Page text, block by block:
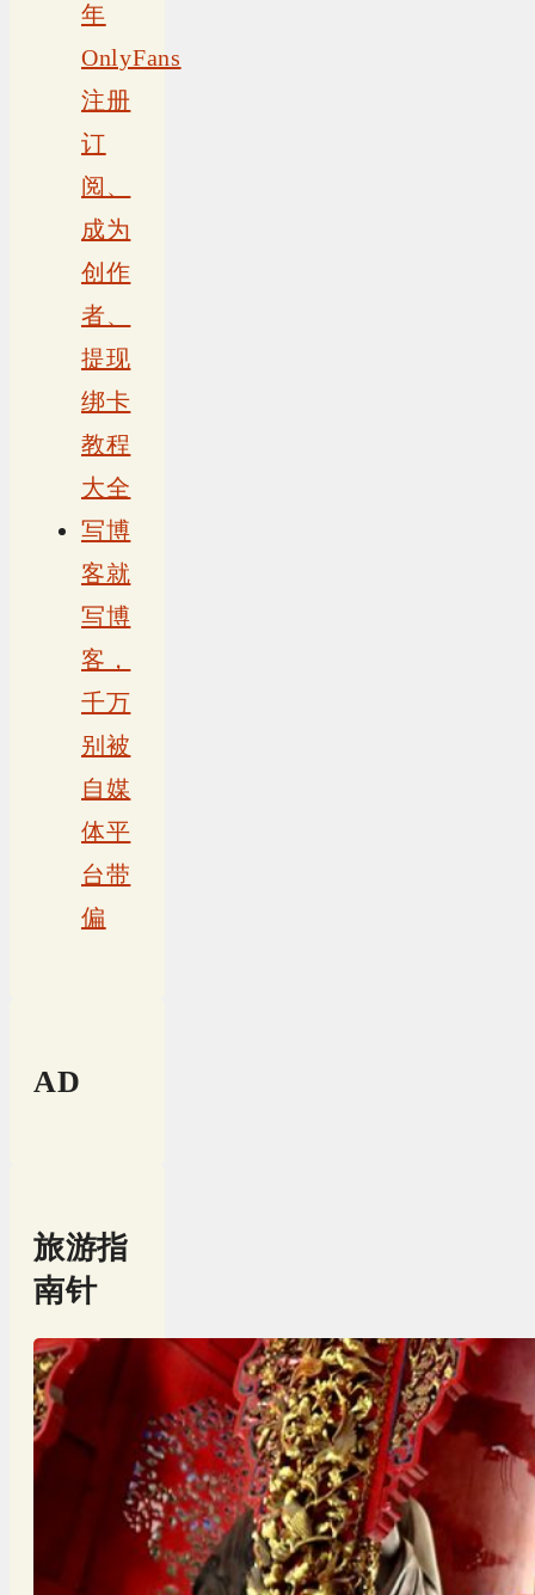
年
OnlyFans
注册
订
阅、
成为
创作
者、
提现
绑卡
教程
大全
写博
客就
写博
客，
千万
别被
自媒
体平
台带
偏
AD
旅游指
南针